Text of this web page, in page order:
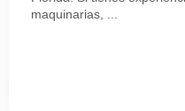
maquinarias, ...